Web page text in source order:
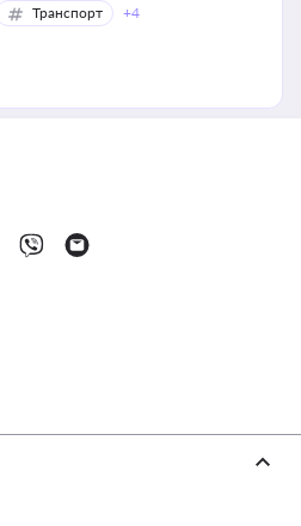
Транспорт +4